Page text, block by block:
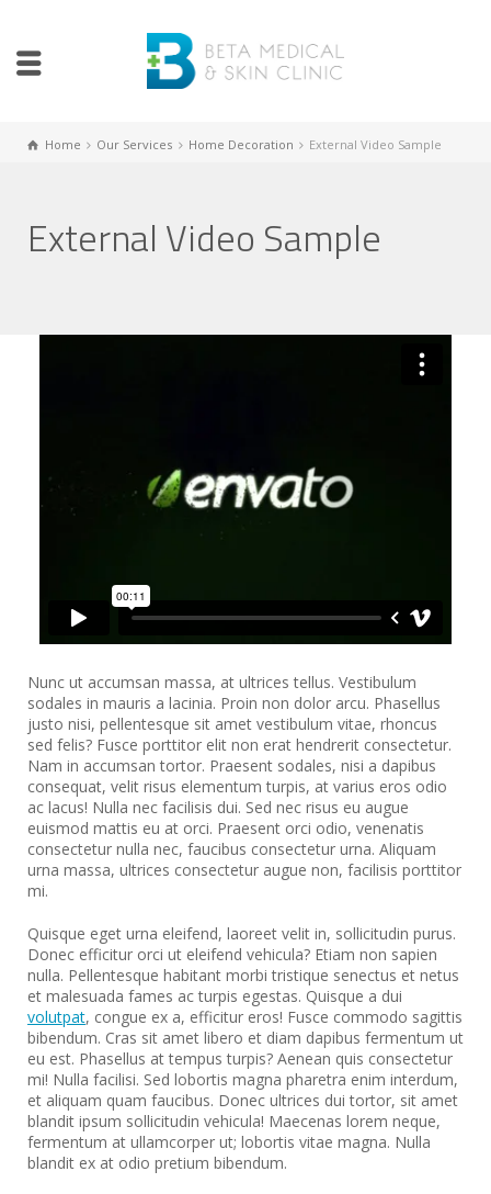
Home Our Services Home Decoration External Video Sample
External Video Sample
Nunc ut accumsan massa, at ultrices tellus. Vestibulum
sodales in mauris a lacinia. Proin non dolor arcu. Phasellus
justo nisi, pellentesque sit amet vestibulum vitae, rhoncus
sed felis? Fusce porttitor elit non erat hendrerit consectetur.
Nam in accumsan tortor. Praesent sodales, nisi a dapibus
consequat, velit risus elementum turpis, at varius eros odio
ac lacus! Nulla nec facilisis dui. Sed nec risus eu augue
euismod mattis eu at orci. Praesent orci odio, venenatis
consectetur nulla nec, faucibus consectetur urna. Aliquam
urna massa, ultrices consectetur augue non, facilisis porttitor
mi.
Quisque eget urna eleifend, laoreet velit in, sollicitudin purus.
Donec efficitur orci ut eleifend vehicula? Etiam non sapien
nulla. Pellentesque habitant morbi tristique senectus et netus
et malesuada fames ac turpis egestas. Quisque a dui
volutpat, congue ex a, efficitur eros! Fusce commodo sagittis
bibendum. Cras sit amet libero et diam dapibus fermentum ut
eu est. Phasellus at tempus turpis? Aenean quis consectetur
mi! Nulla facilisi. Sed lobortis magna pharetra enim interdum,
et aliquam quam faucibus. Donec ultrices dui tortor, sit amet
blandit ipsum sollicitudin vehicula! Maecenas lorem neque,
fermentum at ullamcorper ut; lobortis vitae magna. Nulla
blandit ex at odio pretium bibendum.